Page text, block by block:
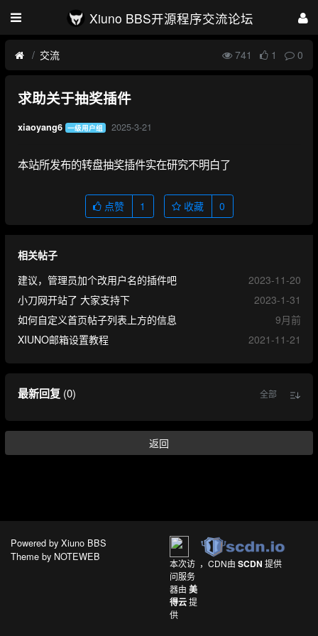
Xiuno BBS开源程序交流论坛
交流 741 1 0
求助关于抽奖插件
xiaoyang6 一级用户组 2025-3-21
本站所发布的转盘抽奖插件实在研究不明白了
点赞 1 收藏 0
相关帖子
建议，管理员加个改用户名的插件吧
2023-11-20
小刀网开站了 大家支持下
2023-1-31
如何自定义首页帖子列表上方的信息
9月前
XIUNO邮箱设置教程
2021-11-21
最新回复(0) 全部
返回
Powered by Xiuno BBS
Theme by NOTEWEB
本次访
问服务
器由 美
得云提
供
，CDN由SCDN 提供